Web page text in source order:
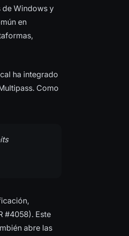
de Windows y
en
ha integrado
Como
#4058). Este
abre las